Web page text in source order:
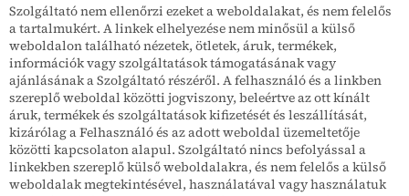
Szolgáltató nem ellenőrzi ezeket a weboldalakat, és nem felelős
a tartalmukért. A linkek elhelyezése nem minősül a külső
weboldalon található nézetek, ötletek, áruk, termékek,
információk vagy szolgáltatások támogatásának vagy
ajánlásának a Szolgáltató részéről. A felhasználó és a linkben
szereplő weboldal közötti jogviszony, beleértve az ott kínált
áruk, termékek és szolgáltatások kifizetését és leszállítását,
kizárólag a Felhasználó és az adott weboldal üzemeltetője
közötti kapcsolaton alapul. Szolgáltató nincs befolyással a
linkekben szereplő külső weboldalakra, és nem felelős a külső
weboldalak megtekintésével, használatával vagy használatuk